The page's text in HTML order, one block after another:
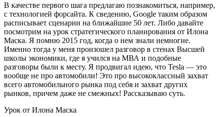
В качестве первого шага предлагаю познакомиться, например,
с технологией форсайта. К сведению, Google таким образом
расписывает сценарии на ближайшие 50 лет. Либо давайте
посмотрим на урок стратегического планирования от Илона
Маска. Я помню 2015 год, когда о нем знали немногие.
Именно тогда у меня произошел разговор в стенах Высшей
школы экономики, где я учился на МВА и подобные
разговоры были к месту. Я продвигал идею, что Tesla — это
вообще не про автомобили! Это про высококлассный захват
всего автомобильного рынка под себя и захват других
рынков, причем даже не смежных! Рассказываю суть.
Урок от Илона Маска